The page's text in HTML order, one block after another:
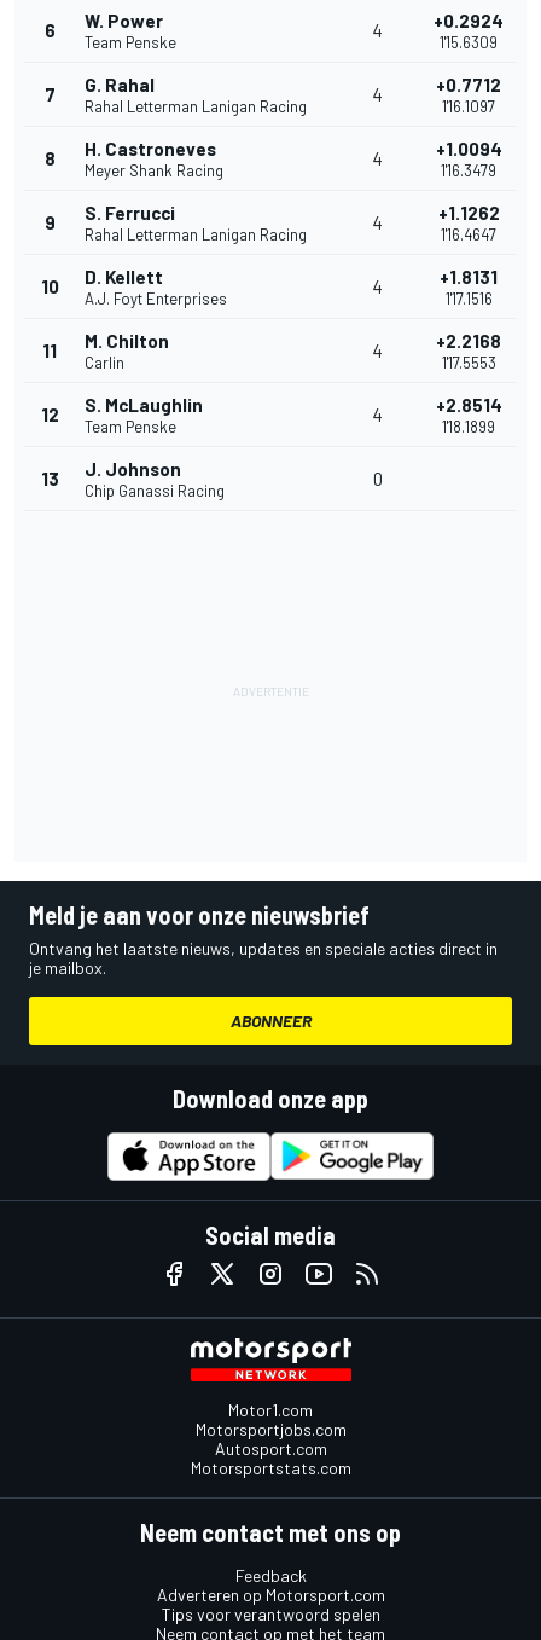
6 W. Power
Team Penske
4 +0.2924
1'15.6309
7 G. Rahal
Rahal Letterman Lanigan Racing
4 +0.7712
1'16.1097
8 H. Castroneves
Meyer Shank Racing
4 +1.0094
1'16.3479
9 S. Ferrucci
Rahal Letterman Lanigan Racing
4 +1.1262
1'16.4647
10 D. Kellett
A.J. Foyt Enterprises
4 +1.8131
1'17.1516
11 M. Chilton
Carlin
4 +2.2168
1'17.5553
12 S. McLaughlin
Team Penske
4 +2.8514
1'18.1899
13 J. Johnson
Chip Ganassi Racing
0
Meld je aan voor onze nieuwsbrief
Ontvang het laatste nieuws, updates en speciale acties direct in
je mailbox.
ABONNEER
Download onze app
Social media
Motor1.com
Motorsportjobs.com
Autosport.com
Motorsportstats.com
Neem contact met ons op
Feedback
Adverteren op Motorsport.com
Tips voor verantwoord spelen
Neem contact op met het team